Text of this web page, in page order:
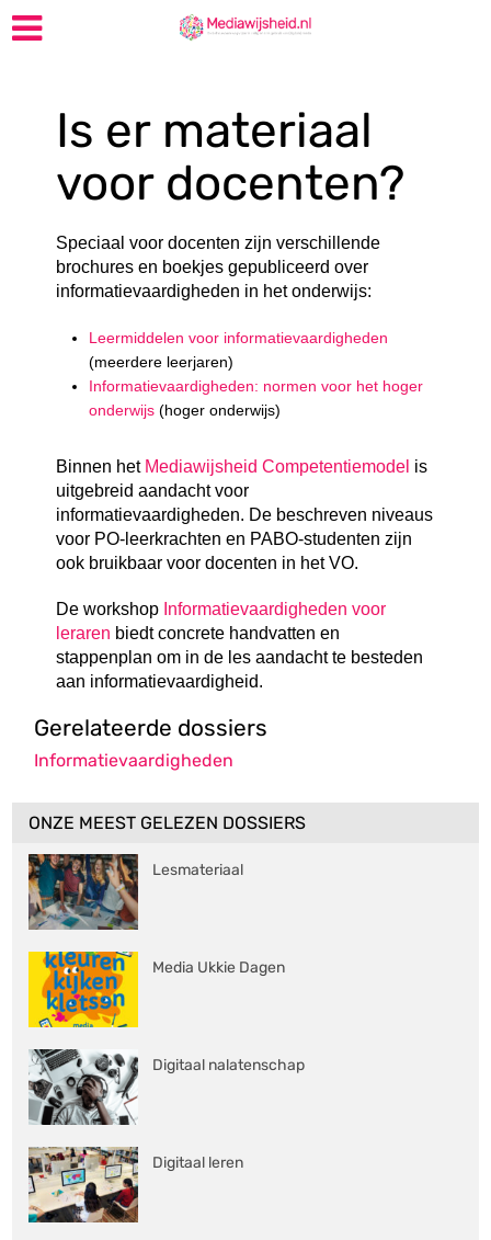
Is er materiaal
voor docenten?
Speciaal voor docenten zijn verschillende
brochures en boekjes gepubliceerd over
informatievaardigheden in het onderwijs:
Leermiddelen voor informatievaardigheden
(meerdere leerjaren)
Informatievaardigheden: normen voor het hoger
onderwijs (hoger onderwijs)
Binnen het Mediawijsheid Competentiemodel is
uitgebreid aandacht voor
informatievaardigheden. De beschreven niveaus
voor PO-leerkrachten en PABO-studenten zijn
ook bruikbaar voor docenten in het VO.
De workshop Informatievaardigheden voor
leraren biedt concrete handvatten en
stappenplan om in de les aandacht te besteden
aan informatievaardigheid.
Gerelateerde dossiers
Informatievaardigheden
ONZE MEEST GELEZEN DOSSIERS
Lesmateriaal
Media Ukkie Dagen
Digitaal nalatenschap
Digitaal leren